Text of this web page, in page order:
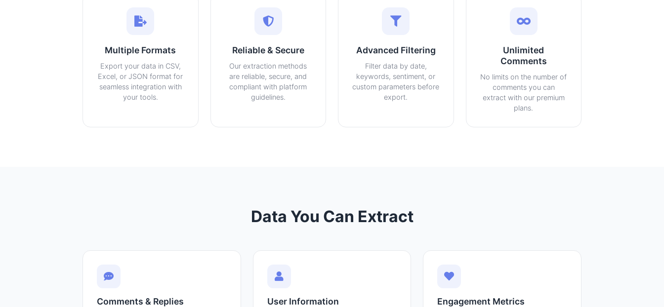
Multiple Formats
Export your data in CSV,
Excel, or JSON format for
seamless integration with
your tools.
Reliable & Secure
Our extraction methods
are reliable, secure, and
compliant with platform
guidelines.
Advanced Filtering
Filter data by date,
keywords, sentiment, or
custom parameters before
export.
Unlimited
Comments
No limits on the number of
comments you can
extract with our premium
plans.
Data You Can Extract
Comments & Replies User Information Engagement Metrics